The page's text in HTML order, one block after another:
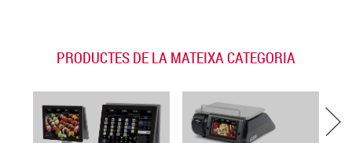
PRODUCTES DE LA MATEIXA CATEGORIA